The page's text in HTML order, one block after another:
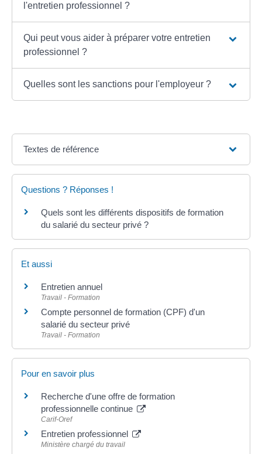
l'entretien professionnel ?
Qui peut vous aider à préparer votre entretien
professionnel ?
Quelles sont les sanctions pour l'employeur ?
Textes de référence
Questions ? Réponses !
Quels sont les différents dispositifs de formation
du salarié du secteur privé ?
Et aussi
Entretien annuel
Travail - Formation
Compte personnel de formation (CPF) d'un
salarié du secteur privé
Travail - Formation
Pour en savoir plus
Recherche d'une offre de formation
professionnelle continue
Carif-Oref
Entretien professionnel
Ministère chargé du travail